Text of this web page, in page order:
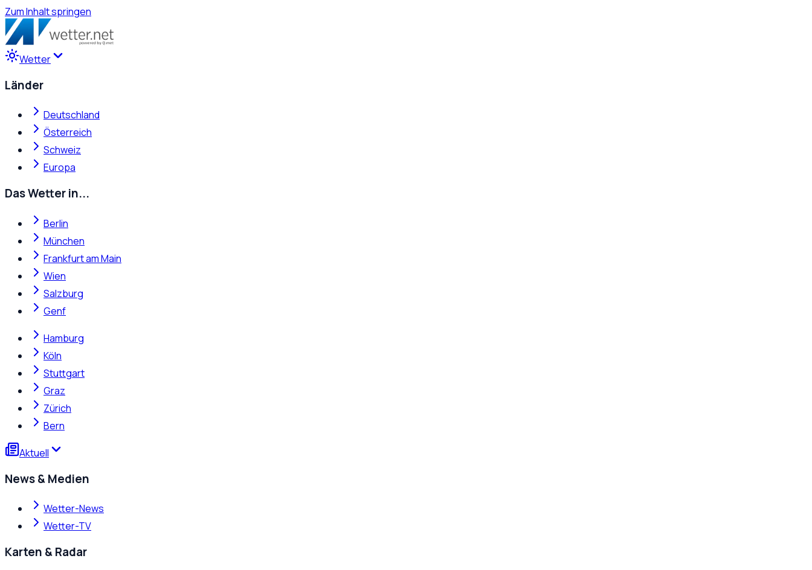
Zum Inhalt springen
Wetter
Länder
Deutschland
Österreich
Schweiz
Europa
Das Wetter in...
Berlin
München
Frankfurt am Main
Wien
Salzburg
Genf
Hamburg
Köln
Stuttgart
Graz
Zürich
Bern
Aktuell
News & Medien
Wetter-News
Wetter-TV
Karten & Radar